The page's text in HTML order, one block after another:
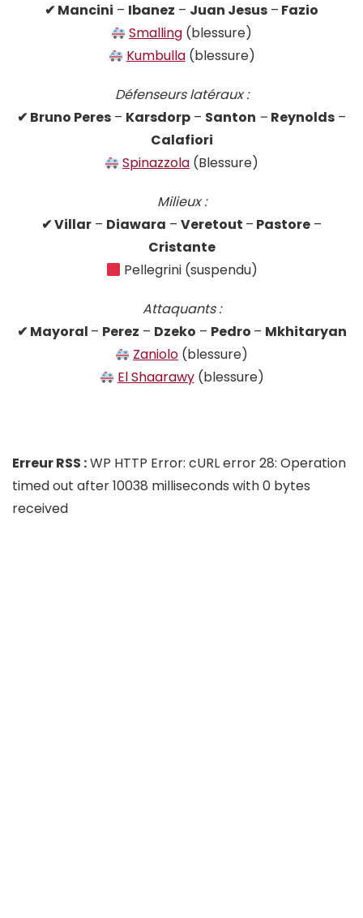
✔ Mancini – Ibanez – Juan Jesus – Fazio
Smalling (blessure)
Kumbulla(blessure)
Défenseurs latéraux :
✔ Bruno Peres – Karsdorp – Santon – Reynolds –
Calafiori
Spinazzola (Blessure)
Milieux :
✔ Villar – Diawara – Veretout – Pastore –
Cristante
Pellegrini (suspendu)
Attaquants :
✔ Mayoral – Perez – Dzeko – Pedro – Mkhitaryan
Zaniolo (blessure)
El Shaarawy(blessure)
Erreur RSS :WP HTTP Error: cURL error 28: Operation
timed out after 10038 milliseconds with 0 bytes
received